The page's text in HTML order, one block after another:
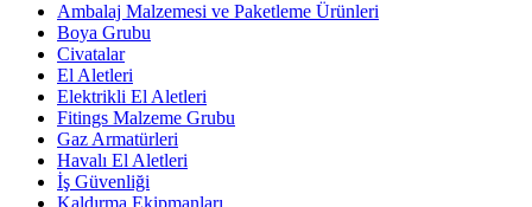
Ambalaj Malzemesi ve Paketleme Ürünleri
Boya Grubu
Civatalar
El Aletleri
Elektrikli El Aletleri
Fitings Malzeme Grubu
Gaz Armatürleri
Havalı El Aletleri
İş Güvenliği
Kaldırma Ekipmanları